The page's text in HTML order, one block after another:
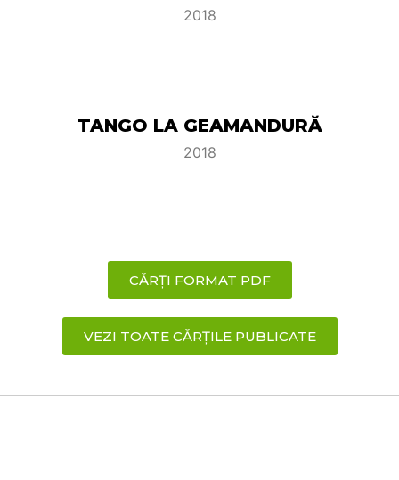
2018
TANGO LA GEAMANDURĂ
2018
CĂRȚI FORMAT PDF
VEZI TOATE CĂRȚILE PUBLICATE